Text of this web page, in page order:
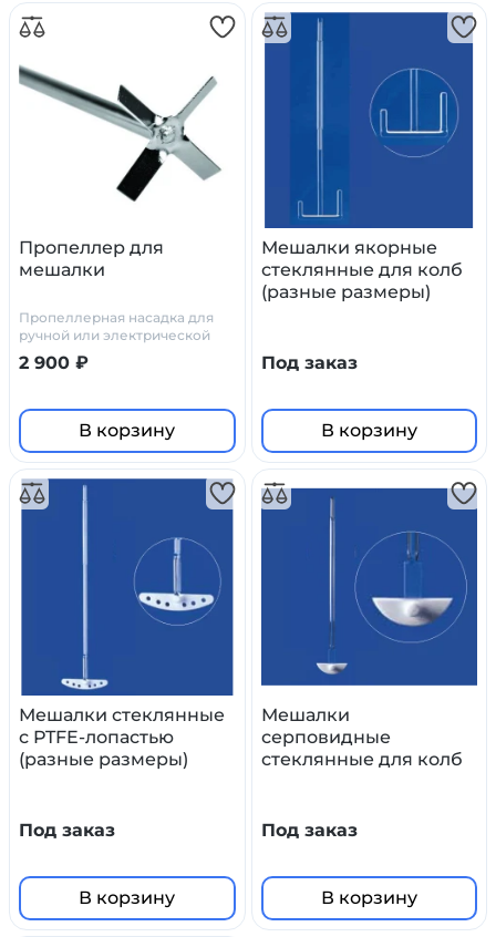
Пропеллер для
мешалки
Пропеллерная насадка для
ручной или электрической
верхнеприводной мешалки
предназначена для
низкой вязкости и плотности.
Используется в средне- и
высокоскоростных мешалках.
2 900 ₽
В корзину
Мешалки якорные
стеклянные для колб
(разные размеры)
Под заказ
В корзину
Мешалки стеклянные
с PTFE-лопастью
(разные размеры)
Под заказ
В корзину
Мешалки
серповидные
стеклянные для колб
Под заказ
В корзину